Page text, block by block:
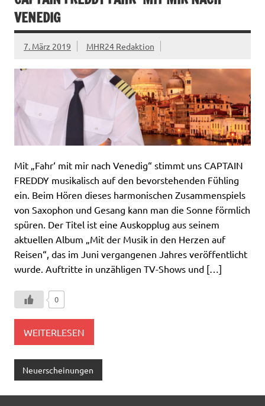
VENEDIG
7. März 2019 MHR24 Redaktion
Mit „Fahr‘ mit mir nach Venedig“ stimmt uns CAPTAIN
FREDDY musikalisch auf den bevorstehenden Fühling
ein. Beim Hören dieses harmonischen Zusammenspiels
von Saxophon und Gesang kann man die Sonne förmlich
spüren. Der Titel ist eine Auskopplug aus seinem
aktuellen Album „Mit der Musik in den Herzen auf
Reisen“, das im Juni vergangenen Jahres veröffentlicht
wurde. Auftritte in unzähligen TV-Shows und […]
0
WEITERLESEN
Neuerscheinungen